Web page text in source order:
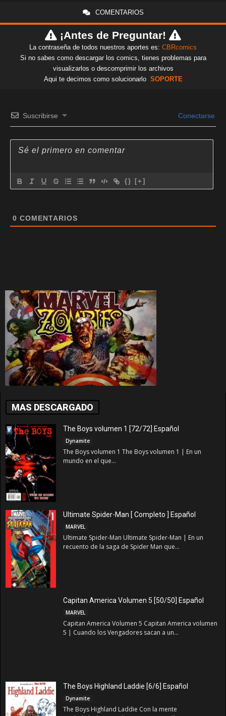
COMENTARIOS
¡Antes de Preguntar!
La contraseña de todos nuestros aportes es: CBRcomics
Si no sabes como descargar los comics, tienes problemas para
visualizarlos o descomprimir los archivos
Aqui te decimos como solucionarlo SOPORTE
Suscribirse Conectarse
{} [+]
0 COMENTARIOS
MAS DESCARGADO
The Boys volumen 1 [72/72] Español
Dynamite
The Boys volumen 1 The Boys volumen 1 | En un
mundo en el que...
Ultimate Spider-Man [ Completo ] Español
MARVEL
Ultimate Spider-Man Ultimate Spider-Man | En un
recuento de la saga de Spider Man que...
Capitan America Volumen 5 [50/50] Español
MARVEL
Capitan America Volumen 5 Capitan America volumen
5 | Cuando los Vengadores sacan a un...
The Boys Highland Laddie [6/6] Español
Dynamite
The Boys Highland Laddie Con la mente